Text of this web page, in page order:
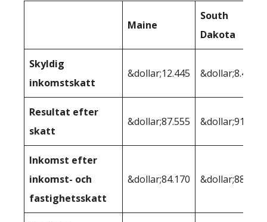
Maine
South
Dakota
Skyldig
inkomstskatt
&dollar;12.445 &dollar;8.481
Resultat efter
skatt
&dollar;87.555 &dollar;91.519
Inkomst efter
inkomst- och
fastighetsskatt
&dollar;84.170 &dollar;88.462